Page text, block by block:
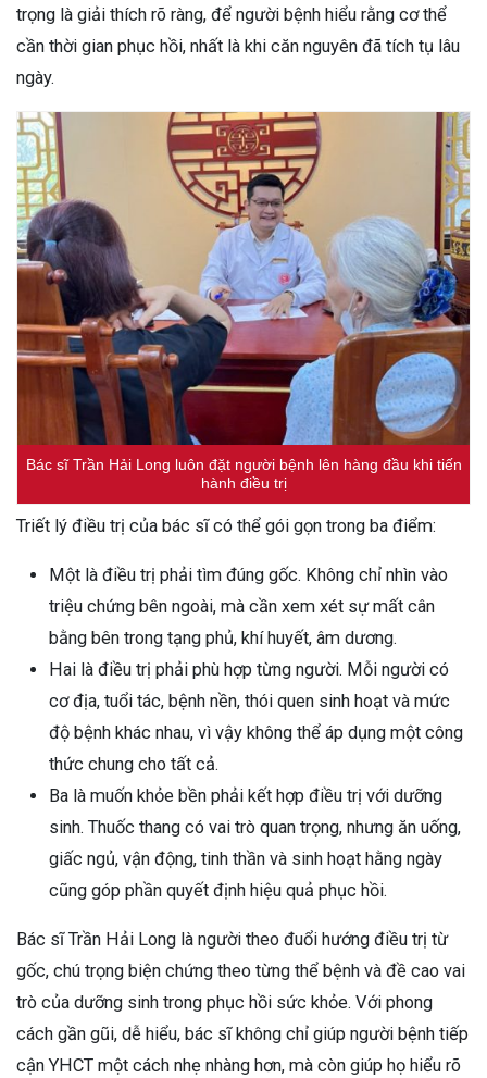
trọng là giải thích rõ ràng, để người bệnh hiểu rằng cơ thể
cần thời gian phục hồi, nhất là khi căn nguyên đã tích tụ lâu
ngày.
Bác sĩ Trần Hải Long luôn đặt người bệnh lên hàng đầu khi tiến
hành điều trị
Triết lý điều trị của bác sĩ có thể gói gọn trong ba điểm:
Một là điều trị phải tìm đúng gốc. Không chỉ nhìn vào
triệu chứng bên ngoài, mà cần xem xét sự mất cân
bằng bên trong tạng phủ, khí huyết, âm dương.
Hai là điều trị phải phù hợp từng người. Mỗi người có
cơ địa, tuổi tác, bệnh nền, thói quen sinh hoạt và mức
độ bệnh khác nhau, vì vậy không thể áp dụng một công
thức chung cho tất cả.
Ba là muốn khỏe bền phải kết hợp điều trị với dưỡng
sinh. Thuốc thang có vai trò quan trọng, nhưng ăn uống,
giấc ngủ, vận động, tinh thần và sinh hoạt hằng ngày
cũng góp phần quyết định hiệu quả phục hồi.
Bác sĩ Trần Hải Long là người theo đuổi hướng điều trị từ
gốc, chú trọng biện chứng theo từng thể bệnh và đề cao vai
trò của dưỡng sinh trong phục hồi sức khỏe. Với phong
cách gần gũi, dễ hiểu, bác sĩ không chỉ giúp người bệnh tiếp
cận YHCT một cách nhẹ nhàng hơn, mà còn giúp họ hiểu rõ